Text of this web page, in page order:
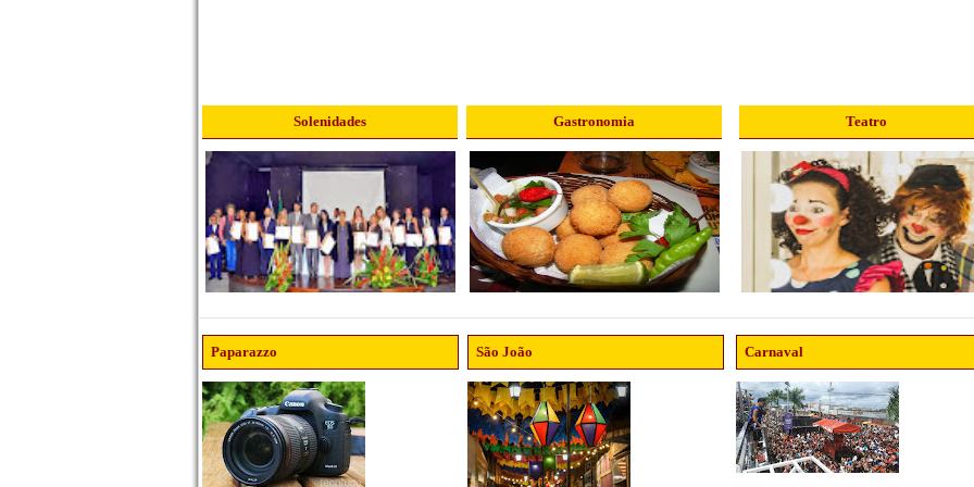
Solenidades Gastronomia Teatro
Paparazzo São João Carnaval